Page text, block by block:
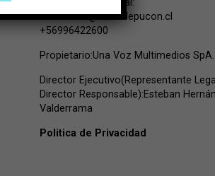
Contacto Comercial:
comercial@lavozdepucon.cl
+56996422600
Propietario:Una Voz Multimedios SpA.
Director Ejecutivo(Representante
Director Responsable):Esteban
Valderrama
Politica de Privacidad